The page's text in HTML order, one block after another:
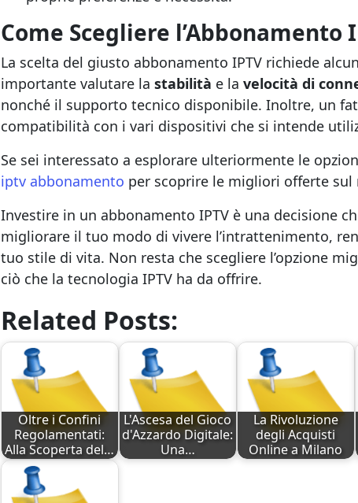
Come Scegliere l’Abbonamento
La scelta del giusto abbonamento IPTV richiede
importante valutare la stabilità e la velocità di
nonché il supporto tecnico disponibile. Inoltre, un
compatibilità con i vari dispositivi che si intende
Se sei interessato a esplorare ulteriormente le
iptv abbonamento per scoprire le migliori offerte
Investire in un abbonamento IPTV è una decisione
migliorare il tuo modo di vivere l’intrattenimento,
tuo stile di vita. Non resta che scegliere l’opzione
ciò che la tecnologia IPTV ha da offrire.
Related Posts:
Oltre i Confini
Regolamentati:
Alla Scoperta del…
L'Ascesa del Gioco
d'Azzardo Digitale:
Una…
La Rivoluzione
degli Acquisti
Online a Milano